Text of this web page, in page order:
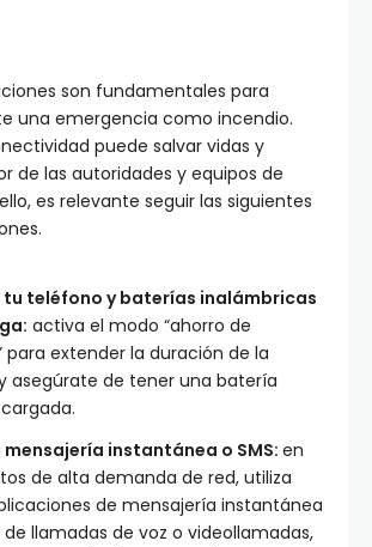
son fundamentales para
una emergencia como incendio.
puede salvar vidas y
de las autoridades y equipos de
es relevante seguir las siguientes
tu teléfono y baterías inalámbricas
activa el modo “ahorro de
para extender la duración de la
asegúrate de tener una batería
mensajería instantánea o SMS: en
de alta demanda de red, utiliza
de mensajería instantánea
llamadas de voz o videollamadas,